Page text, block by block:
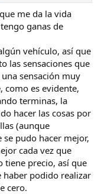
yo no me
me da la vida
ganas de
vehículo, así que
las sensaciones que
sensación muy
como es evidente,
terminas, la
hacer las cosas por
(aunque
pudo hacer mejor,
cada vez que
tiene precio, así que
haber podido realizar
cero.